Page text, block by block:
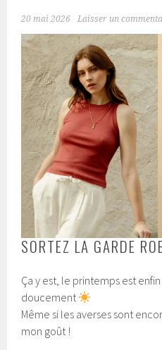
20 mai 2026 Laisser un
SORTEZ LA GARDE
Ça y est, le printemps est
doucement
Même si les averses sont
mon goût !